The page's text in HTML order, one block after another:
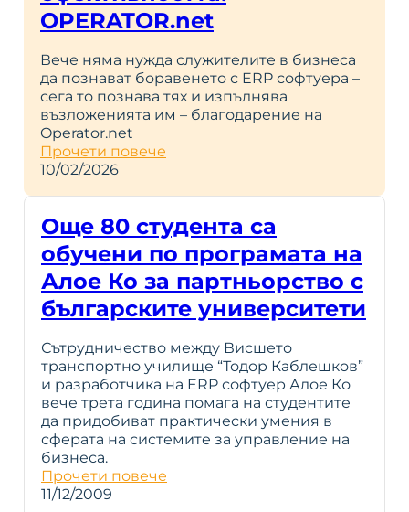
OPERATOR.net
Вече няма нужда служителите в бизнеса
да познават боравенето с ERP софтуера –
сега то познава тях и изпълнява
възложенията им – благодарение на
Operator.net
Прочети повече
10/02/2026
Още 80 студента са
обучени по програмата на
Алое Ко за партньорство с
българските университети
Сътрудничество между Висшето
транспортно училище “Тодор Каблешков”
и разработчика на ERP софтуер Алое Ко
вече трета година помага на студентите
да придобиват практически умения в
сферата на системите за управление на
бизнеса.
Прочети повече
11/12/2009